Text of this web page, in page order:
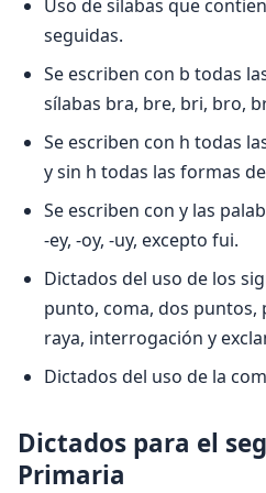
Uso de sílabas que
seguidas.
Se escriben con b todas
sílabas bra, bre, bri, bro,
Se escriben con h todas
y sin h todas las formas
Se escriben con y las
-ey, -oy, -uy, excepto fui.
Dictados del uso de los
punto, coma, dos puntos,
raya, interrogación y
Dictados del uso de la
Dictados para el
Primaria